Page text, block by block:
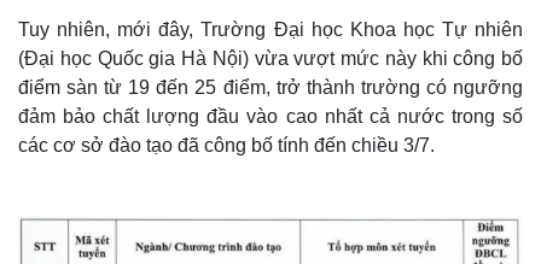
Tuy nhiên, mới đây, Trường Đại học Khoa học Tự nhiên
(Đại học Quốc gia Hà Nội) vừa vượt mức này khi công bố
điểm sàn từ 19 đến 25 điểm, trở thành trường có ngưỡng
đảm bảo chất lượng đầu vào cao nhất cả nước trong số
các cơ sở đào tạo đã công bố tính đến chiều 3/7.